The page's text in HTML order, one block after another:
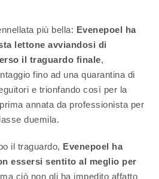
più bella: Evenepoel ha
lettone avviandosi di
il traguardo finale,
fino ad una quarantina di
e trionfando così per la
annata da professionista per
duemila.
il traguardo, Evenepoel ha
essersi sentito al meglio per
ciò non gli ha impedito affatto